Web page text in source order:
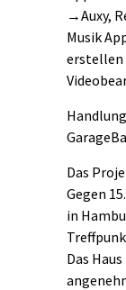
→Auxy,
Musik
erstellen
Das
Gegen
in
Das